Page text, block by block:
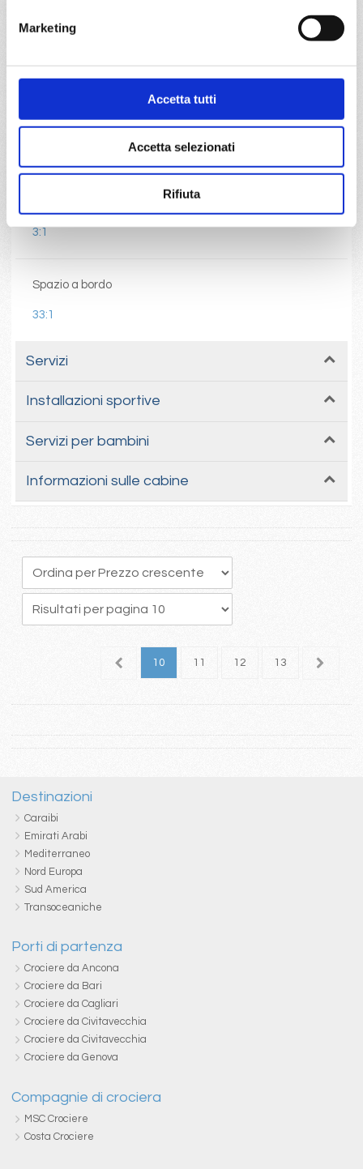
Marketing
Accetta tutti
Accetta selezionati
Rifiuta
Tipo di elettricità
220-115 Volts/60 HZ
Bandiera
3:1
Spazio a bordo
33:1
Servizi
Installazioni sportive
Servizi per bambini
Informazioni sulle cabine
9 10 11 12 13
Destinazioni
Caraibi
Emirati Arabi
Mediterraneo
Nord Europa
Sud America
Transoceaniche
Porti di partenza
Crociere da Ancona
Crociere da Bari
Crociere da Cagliari
Crociere da Civitavecchia
Crociere da Civitavecchia
Crociere da Genova
Compagnie di crociera
MSC Crociere
Costa Crociere